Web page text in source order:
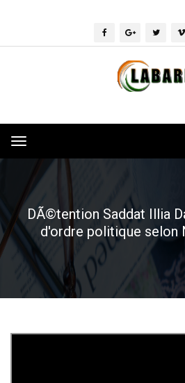
Toggle
navigation
DÃ©tention Saddat Illia
d'ordre politique selon